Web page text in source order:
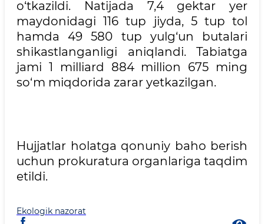
o‘tkazildi. Natijada 7,4 gektar yer
maydonidagi 116 tup jiyda, 5 tup tol
hamda 49 580 tup yulg‘un butalari
shikastlanganligi aniqlandi. Tabiatga
jami 1 milliard 884 million 675 ming
so‘m miqdorida zarar yetkazilgan.
Hujjatlar holatga qonuniy baho berish
uchun prokuratura organlariga taqdim
etildi.
Ekologik nazorat